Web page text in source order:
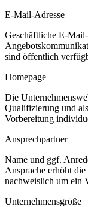
E-Mail-Adresse
Geschäftliche E-
sind öffentlich
Homepage
Die
Qualifizierung und
Vorbereitung
Ansprechpartner
Name und ggf.
Ansprache erhöht
nachweislich um ein
Unternehmensgröße